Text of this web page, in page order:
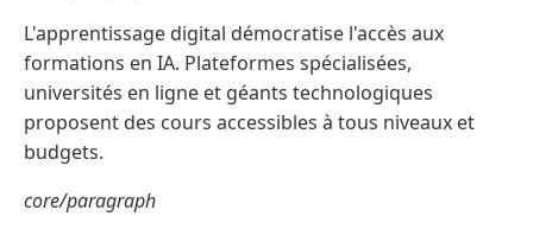
L'apprentissage digital démocratise l'accès aux
formations en IA. Plateformes spécialisées,
universités en ligne et géants technologiques
proposent des cours accessibles à tous niveaux et
budgets.
core/paragraph